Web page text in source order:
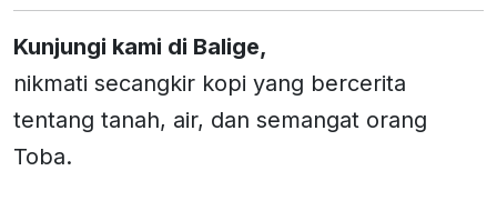
Kunjungi kami di Balige,
nikmati secangkir kopi yang bercerita
tentang tanah, air, dan semangat orang
Toba.